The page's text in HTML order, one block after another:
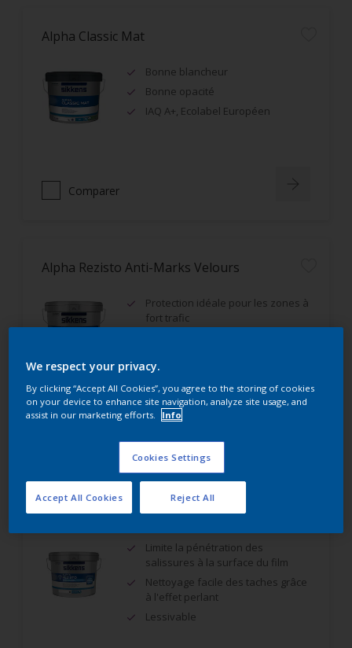
Alpha Classic Mat
Bonne blancheur
Bonne opacité
IAQ A+, Ecolabel Européen
Comparer
Alpha Rezisto Anti-Marks Velours
Protection idéale pour les zones à
fort trafic
Très bon rendement
Alpha Rezisto Easy Clean Mat Velouté
Limite la pénétration des
salissures à la surface du film
Nettoyage facile des taches grâce
à l'effet perlant
Lessivable
We respect your privacy.
By clicking “Accept All Cookies”, you agree to the storing of cookies
on your device to enhance site navigation, analyze site usage, and
assist in our marketing efforts.
Info
Cookies Settings
Reject All
Accept All Cookies